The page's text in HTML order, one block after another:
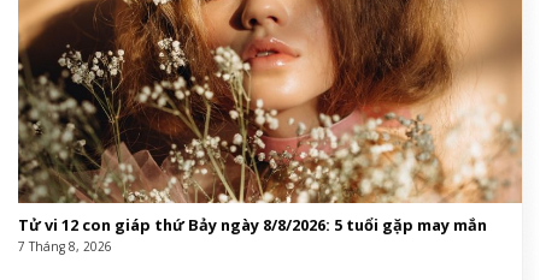
Tử vi 12 con giáp thứ Bảy ngày 8/8/2026: 5 tuổi gặp may mắn
7 Tháng 8, 2026